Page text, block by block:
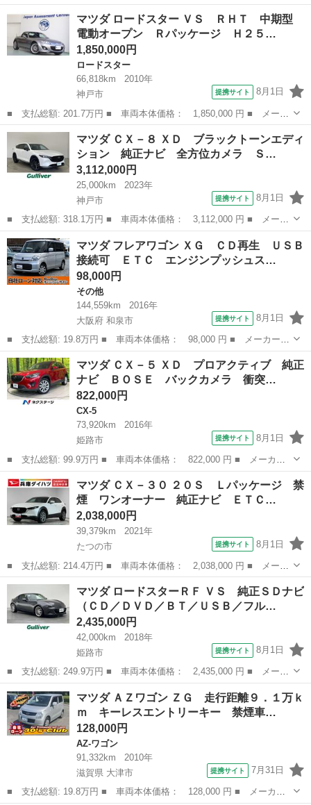
名： マツダ ■ 車種名： フレアクロスオーバー ■ グレード
名： ＸＳ ＳＤナビ 衝突被害軽減システム 禁煙車 ドラレコ
スマートキー Ｈ...
兵庫 姫路市 その他
マツダ ロードスター ＶＳ ＲＨＴ 中期型
電動オープン Ｒパッケージ Ｈ２５…
1,850,000円
ロードスター
66,818km
2010年
神戸市
提携サイト 8月1日
■ 支払総額: 201.7万円 ■ 車両本体価格： 1,850,000 円 ■ メーカ
ー名： マツダ ■ 車種名： ロードスター ■ グレード名： Ｖ
Ｓ ＲＨＴ 中期型 電動オープン Ｒパッケージ Ｈ２５年－Ｒ７
年整備記録...
兵庫 神戸市 ロードスター
マツダ ＣＸ－８ ＸＤ ブラックトーンエディ
ション 純正ナビ 全方位カメラ Ｓ…
3,112,000円
25,000km
2023年
神戸市
提携サイト 8月1日
■ 支払総額: 318.1万円 ■ 車両本体価格： 3,112,000 円 ■ メーカ
ー名： マツダ ■ 車種名： ＣＸ－８ ■ グレード名： ＸＤ ブ
ラックトーンエディション 純正ナビ 全方位カメラ ＳＢＳ／ＳＣ
ＢＳ レ...
兵庫 神戸市 マツダ
マツダ フレアワゴン ＸＧ ＣＤ再生 ＵＳＢ
接続可 ＥＴＣ エンジンプッシュス…
98,000円
その他
144,559km
2016年
大阪府 和泉市
提携サイト 8月1日
■ 支払総額: 19.8万円 ■ 車両本体価格： 98,000 円 ■ メーカー
名： マツダ ■ 車種名： フレアワゴン ■ グレード名： ＸＧ
ＣＤ再生 ＵＳＢ接続可 ＥＴＣ エンジンプッシュスタート スラ
イドドア オー...
大阪 和泉市 その他
マツダ ＣＸ－５ ＸＤ プロアクティブ 純正
ナビ ＢＯＳＥ バックカメラ 衝突…
822,000円
CX-5
73,920km
2016年
姫路市
提携サイト 8月1日
■ 支払総額: 99.9万円 ■ 車両本体価格： 822,000 円 ■ メーカー
名： マツダ ■ 車種名： ＣＸ－５ ■ グレード名： ＸＤ プロ
アクティブ 純正ナビ ＢＯＳＥ バックカメラ 衝突被害軽減シス
テム レーダ...
兵庫 姫路市 CX-5
マツダ ＣＸ－３０ ２０Ｓ Ｌパッケージ 禁
煙 ワンオーナー 純正ナビ ＥＴＣ…
2,038,000円
39,379km
2021年
たつの市
提携サイト 8月1日
■ 支払総額: 214.4万円 ■ 車両本体価格： 2,038,000 円 ■ メーカ
ー名： マツダ ■ 車種名： ＣＸ－３０ ■ グレード名： ２０
Ｓ Ｌパッケージ 禁煙 ワンオーナー 純正ナビ ＥＴＣ １年保
証 禁煙 ...
兵庫 たつの市 マツダ
マツダ ロードスターＲＦ ＶＳ 純正ＳＤナビ
（ＣＤ／ＤＶＤ／ＢＴ／ＵＳＢ／フル…
2,435,000円
42,000km
2018年
姫路市
提携サイト 8月1日
■ 支払総額: 249.9万円 ■ 車両本体価格： 2,435,000 円 ■ メーカ
ー名： マツダ ■ 車種名： ロードスターＲＦ ■ グレード名：
ＶＳ 純正ＳＤナビ（ＣＤ／ＤＶＤ／ＢＴ／ＵＳＢ／フルセグ） バ
ックカメ...
兵庫 姫路市 マツダ
マツダ ＡＺワゴン ＺＧ 走行距離９．１万ｋ
ｍ キーレスエントリーキー 禁煙車…
128,000円
AZ-ワゴン
91,332km
2010年
滋賀県 大津市
提携サイト 7月31日
■ 支払総額: 19.8万円 ■ 車両本体価格： 128,000 円 ■ メーカー